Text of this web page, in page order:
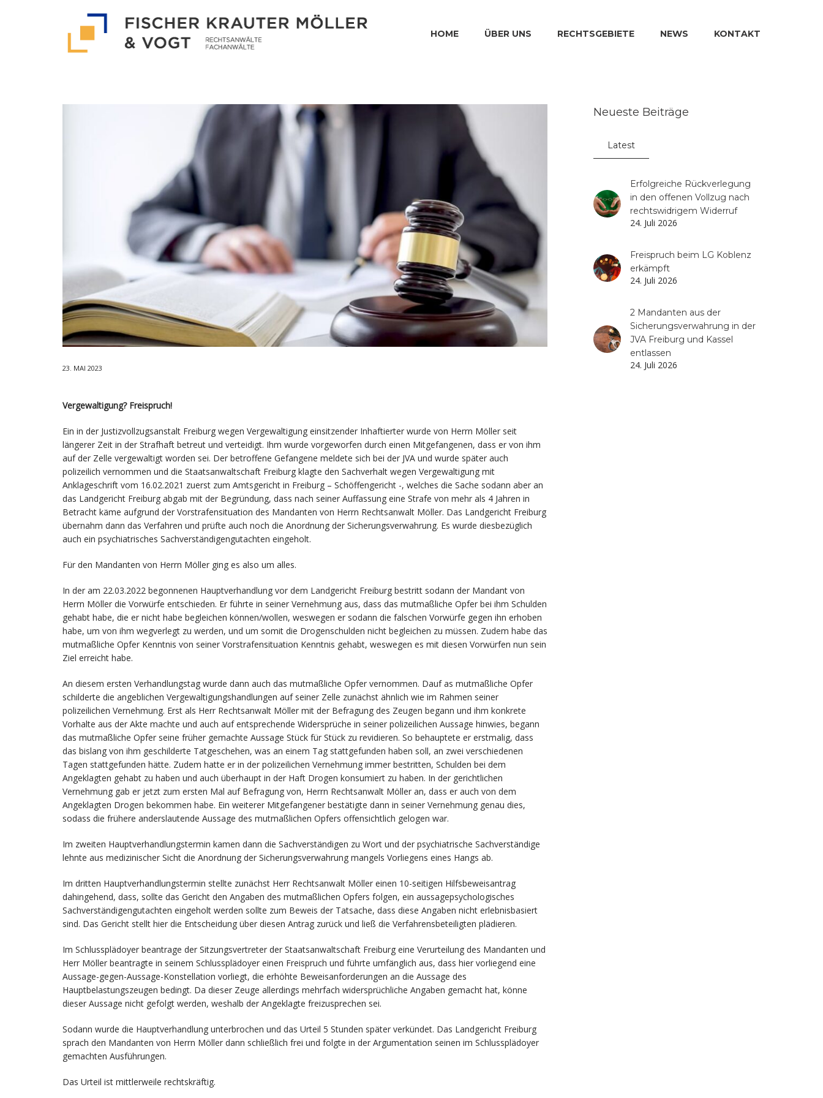
HOME ÜBER UNS RECHTSGEBIETE NEWS KONTAKT
23. MAI 2023
Vergewaltigung? Freispruch!
Ein in der Justizvollzugsanstalt Freiburg wegen Vergewaltigung einsitzender Inhaftierter wurde von Herrn Möller seit
längerer Zeit in der Strafhaft betreut und verteidigt. Ihm wurde vorgeworfen durch einen Mitgefangenen, dass er von ihm
auf der Zelle vergewaltigt worden sei. Der betroffene Gefangene meldete sich bei der JVA und wurde später auch
polizeilich vernommen und die Staatsanwaltschaft Freiburg klagte den Sachverhalt wegen Vergewaltigung mit
Anklageschrift vom 16.02.2021 zuerst zum Amtsgericht in Freiburg – Schöffengericht -, welches die Sache sodann aber an
das Landgericht Freiburg abgab mit der Begründung, dass nach seiner Auffassung eine Strafe von mehr als 4 Jahren in
Betracht käme aufgrund der Vorstrafensituation des Mandanten von Herrn Rechtsanwalt Möller. Das Landgericht Freiburg
übernahm dann das Verfahren und prüfte auch noch die Anordnung der Sicherungsverwahrung. Es wurde diesbezüglich
auch ein psychiatrisches Sachverständigengutachten eingeholt.
Für den Mandanten von Herrn Möller ging es also um alles.
In der am 22.03.2022 begonnenen Hauptverhandlung vor dem Landgericht Freiburg bestritt sodann der Mandant von
Herrn Möller die Vorwürfe entschieden. Er führte in seiner Vernehmung aus, dass das mutmaßliche Opfer bei ihm Schulden
gehabt habe, die er nicht habe begleichen können/wollen, weswegen er sodann die falschen Vorwürfe gegen ihn erhoben
habe, um von ihm wegverlegt zu werden, und um somit die Drogenschulden nicht begleichen zu müssen. Zudem habe das
mutmaßliche Opfer Kenntnis von seiner Vorstrafensituation Kenntnis gehabt, weswegen es mit diesen Vorwürfen nun sein
Ziel erreicht habe.
An diesem ersten Verhandlungstag wurde dann auch das mutmaßliche Opfer vernommen. Dauf as mutmaßliche Opfer
schilderte die angeblichen Vergewaltigungshandlungen auf seiner Zelle zunächst ähnlich wie im Rahmen seiner
polizeilichen Vernehmung. Erst als Herr Rechtsanwalt Möller mit der Befragung des Zeugen begann und ihm konkrete
Vorhalte aus der Akte machte und auch auf entsprechende Widersprüche in seiner polizeilichen Aussage hinwies, begann
das mutmaßliche Opfer seine früher gemachte Aussage Stück für Stück zu revidieren. So behauptete er erstmalig, dass
das bislang von ihm geschilderte Tatgeschehen, was an einem Tag stattgefunden haben soll, an zwei verschiedenen
Tagen stattgefunden hätte. Zudem hatte er in der polizeilichen Vernehmung immer bestritten, Schulden bei dem
Angeklagten gehabt zu haben und auch überhaupt in der Haft Drogen konsumiert zu haben. In der gerichtlichen
Vernehmung gab er jetzt zum ersten Mal auf Befragung von, Herrn Rechtsanwalt Möller an, dass er auch von dem
Angeklagten Drogen bekommen habe. Ein weiterer Mitgefangener bestätigte dann in seiner Vernehmung genau dies,
sodass die frühere anderslautende Aussage des mutmaßlichen Opfers offensichtlich gelogen war.
Im zweiten Hauptverhandlungstermin kamen dann die Sachverständigen zu Wort und der psychiatrische Sachverständige
lehnte aus medizinischer Sicht die Anordnung der Sicherungsverwahrung mangels Vorliegens eines Hangs ab.
Im dritten Hauptverhandlungstermin stellte zunächst Herr Rechtsanwalt Möller einen 10-seitigen Hilfsbeweisantrag
dahingehend, dass, sollte das Gericht den Angaben des mutmaßlichen Opfers folgen, ein aussagepsychologisches
Sachverständigengutachten eingeholt werden sollte zum Beweis der Tatsache, dass diese Angaben nicht erlebnisbasiert
sind. Das Gericht stellt hier die Entscheidung über diesen Antrag zurück und ließ die Verfahrensbeteiligten plädieren.
Im Schlussplädoyer beantrage der Sitzungsvertreter der Staatsanwaltschaft Freiburg eine Verurteilung des Mandanten und
Herr Möller beantragte in seinem Schlussplädoyer einen Freispruch und führte umfänglich aus, dass hier vorliegend eine
Aussage-gegen-Aussage-Konstellation vorliegt, die erhöhte Beweisanforderungen an die Aussage des
Hauptbelastungszeugen bedingt. Da dieser Zeuge allerdings mehrfach widersprüchliche Angaben gemacht hat, könne
dieser Aussage nicht gefolgt werden, weshalb der Angeklagte freizusprechen sei.
Sodann wurde die Hauptverhandlung unterbrochen und das Urteil 5 Stunden später verkündet. Das Landgericht Freiburg
sprach den Mandanten von Herrn Möller dann schließlich frei und folgte in der Argumentation seinen im Schlussplädoyer
gemachten Ausführungen.
Das Urteil ist mittlerweile rechtskräftig.
Neueste Beiträge
Latest
Erfolgreiche Rückverlegung
in den offenen Vollzug nach
rechtswidrigem Widerruf
24. Juli 2026
Freispruch beim LG Koblenz
erkämpft
24. Juli 2026
2 Mandanten aus der
Sicherungsverwahrung in der
JVA Freiburg und Kassel
entlassen
24. Juli 2026